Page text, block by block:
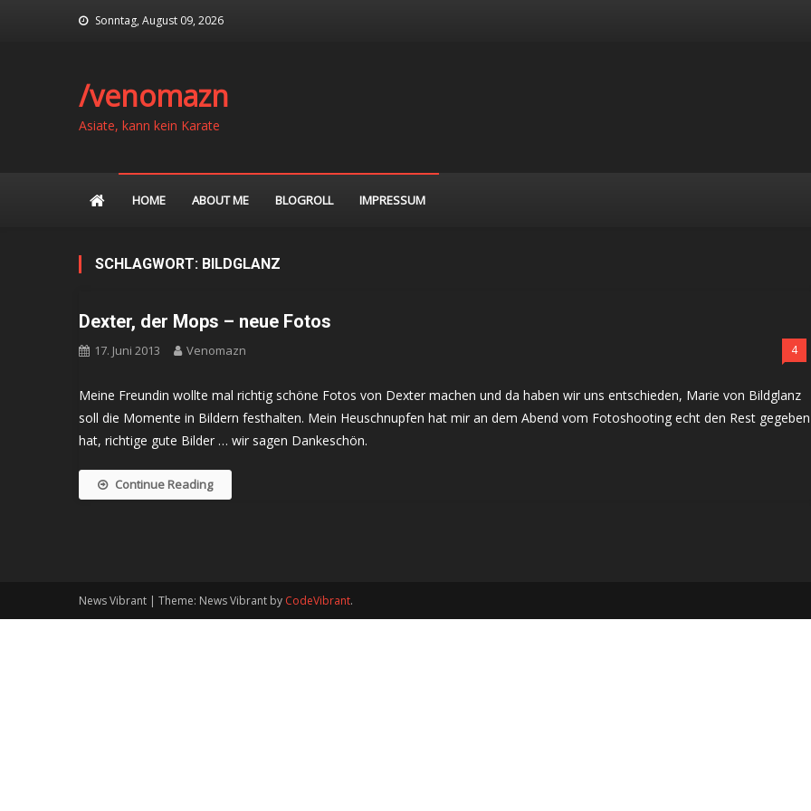
Sonntag, August 09, 2026
/venomazn
Asiate, kann kein Karate
HOME ABOUT ME BLOGROLL IMPRESSUM
SCHLAGWORT: BILDGLANZ
Dexter, der Mops – neue Fotos
17. Juni 2013 Venomazn 4
Meine Freundin wollte mal richtig schöne Fotos von Dexter machen und da haben wir uns entschieden, Marie von Bildglanz
soll die Momente in Bildern festhalten. Mein Heuschnupfen hat mir an dem Abend vom Fotoshooting echt den Rest gegeben
hat, richtige gute Bilder … wir sagen Dankeschön.
Continue Reading
News Vibrant | Theme: News Vibrant by CodeVibrant.